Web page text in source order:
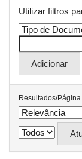
Utilizar filtros
Resultados/Página